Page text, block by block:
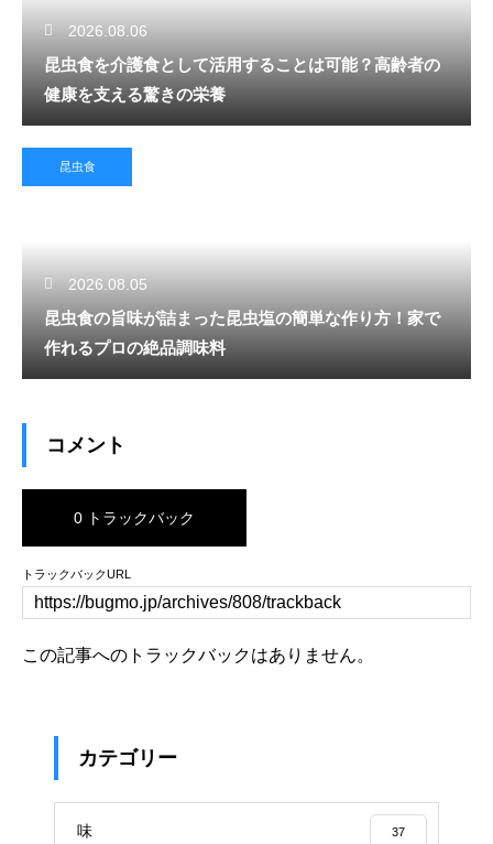
2026.08.06
昆虫食を介護食として活用することは可能？高齢者の
健康を支える驚きの栄養
昆虫食
2026.08.05
昆虫食の旨味が詰まった昆虫塩の簡単な作り方！家で
作れるプロの絶品調味料
コメント
0 トラックバック
トラックバックURL
この記事へのトラックバックはありません。
カテゴリー
味 37